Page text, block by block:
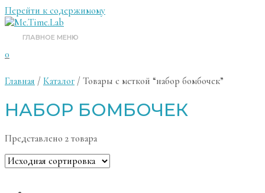
Перейти к содержимому
ГЛАВНОЕ МЕНЮ
0
Главная / Каталог / Товары с меткой “набор бомбочек”
НАБОР БОМБОЧЕК
Представлено 2 товара